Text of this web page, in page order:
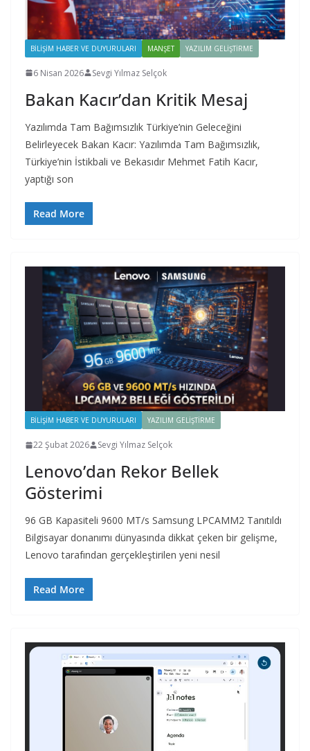
BILIŞIM HABER VE DUYURULARI MANŞET YAZILIM GELIŞTIRME
6 Nisan 2026 Sevgi Yılmaz Selçok
Bakan Kacır’dan Kritik Mesaj
Yazılımda Tam Bağımsızlık Türkiye’nin Geleceğini
Belirleyecek Bakan Kacır: Yazılımda Tam Bağımsızlık,
Türkiye’nin İstikbali ve Bekasıdır Mehmet Fatih Kacır,
yaptığı son
Read More
BILIŞIM HABER VE DUYURULARI YAZILIM GELIŞTIRME
22 Şubat 2026 Sevgi Yılmaz Selçok
Lenovo’dan Rekor Bellek
Gösterimi
96 GB Kapasiteli 9600 MT/s Samsung LPCAMM2 Tanıtıldı
Bilgisayar donanımı dünyasında dikkat çeken bir gelişme,
Lenovo tarafından gerçekleştirilen yeni nesil
Read More